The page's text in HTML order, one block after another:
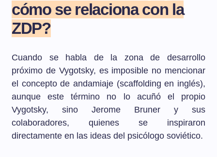
cómo se relaciona con la
ZDP?
Cuando se habla de la zona de desarrollo
próximo de Vygotsky, es imposible no mencionar
el concepto de andamiaje (scaffolding en inglés),
aunque este término no lo acuñó el propio
Vygotsky, sino Jerome Bruner y sus
colaboradores, quienes se inspiraron
directamente en las ideas del psicólogo soviético.